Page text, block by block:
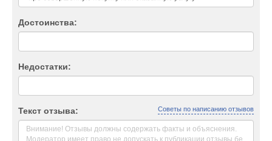
Достоинства:
Недостатки:
Текст отзыва: Советы по написанию отзывов